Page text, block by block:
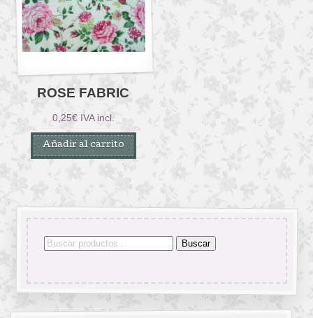
ROSE FABRIC
0,25€ IVA incl.
Añadir al carrito
Buscar
Buscar